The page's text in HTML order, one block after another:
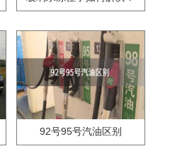
92号95号汽油区别